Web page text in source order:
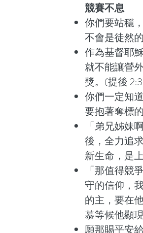
競賽不息
你們要站穩
不會是徒然
作為基督耶
就不能讓營
獎。(提後
你們一定知
要抱著奪標
「弟兄姊妹
後，全力追
新生命，是
「那值得競
守的信仰，
的主，要在
慕等候他顯
願那賜平安